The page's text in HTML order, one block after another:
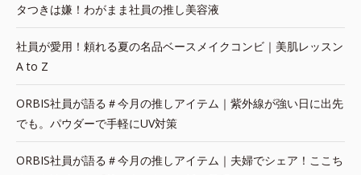
タつきは嫌！わがまま社員の推し美容液
社員が愛用！頼れる夏の名品ベースメイクコンビ｜美肌レッスン
A to Z
ORBIS社員が語る＃今月の推しアイテム｜紫外線が強い日に出先
でも。パウダーで手軽にUV対策
ORBIS社員が語る＃今月の推しアイテム｜夫婦でシェア！ここち